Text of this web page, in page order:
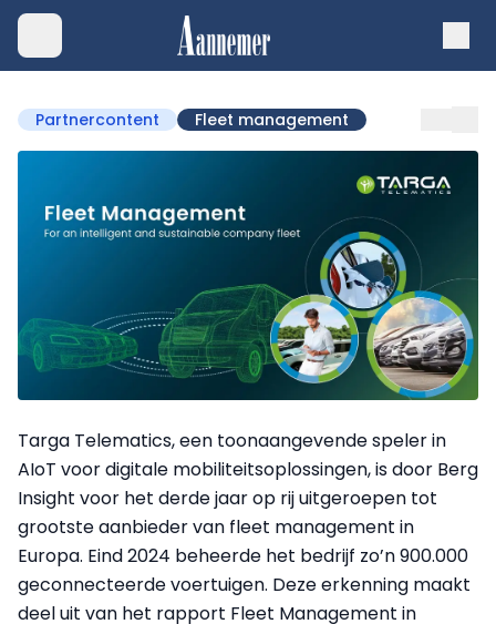
Partnercontent Fleet management
Targa Telematics, een toonaangevende speler in
AIoT voor digitale mobiliteitsoplossingen, is door Berg
Insight voor het derde jaar op rij uitgeroepen tot
grootste aanbieder van fleet management in
Europa. Eind 2024 beheerde het bedrijf zo’n 900.000
geconnecteerde voertuigen. Deze erkenning maakt
deel uit van het rapport Fleet Management in